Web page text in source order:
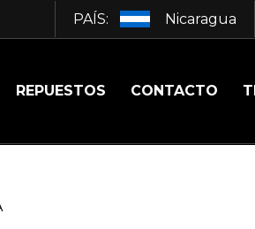
PAÍS: Nicaragua
REPUESTOS CONTACTO